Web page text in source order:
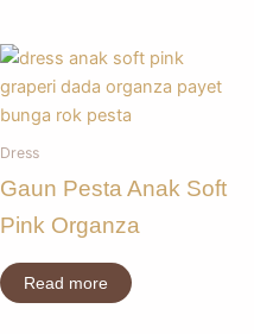
Dress
Gaun Pesta Anak Soft
Pink Organza
Read more